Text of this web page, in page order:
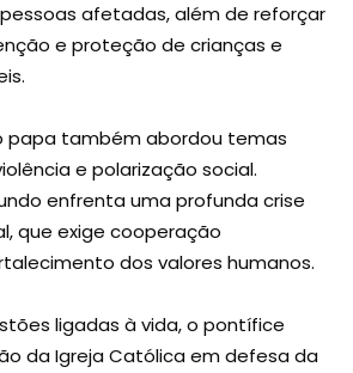
afetadas, além de reforçar
e proteção de crianças e
papa também abordou temas
e polarização social.
enfrenta uma profunda crise
que exige cooperação
dos valores humanos.
ligadas à vida, o pontífice
da Igreja Católica em defesa da